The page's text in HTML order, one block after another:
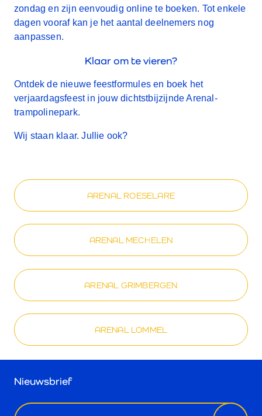
zondag en zijn eenvoudig online te boeken. Tot enkele
dagen vooraf kan je het aantal deelnemers nog
aanpassen.
Klaar om te vieren?
Ontdek de nieuwe feestformules en boek het
verjaardagsfeest in jouw dichtstbijzijnde Arenal-
trampolinepark.
Wij staan klaar. Jullie ook?
ARENAL ROESELARE
ARENAL MECHELEN
ARENAL GRIMBERGEN
ARENAL LOMMEL
Nieuwsbrief
email